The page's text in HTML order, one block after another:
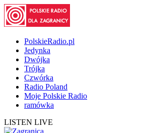
PolskieRadio.pl
Jedynka
Dwójka
Trójka
Czwórka
Radio Poland
Moje Polskie Radio
ramówka
LISTEN LIVE